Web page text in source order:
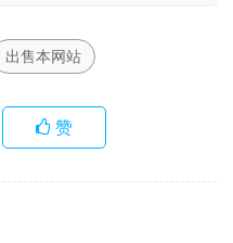
出售本网站
赞